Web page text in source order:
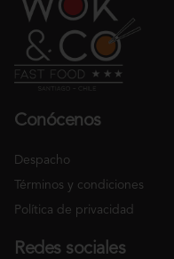
Conócenos
Despacho
Términos y condiciones
Política de privacidad
Redes sociales